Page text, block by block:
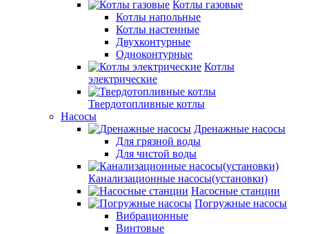
Котлы газовые
Котлы напольные
Котлы настенные
Двухконтурные
Одноконтурные
Котлы
электрические
Твердотопливные котлы
Насосы
Дренажные насосы
Для грязной воды
Для чистой воды
Канализационные насосы(установки)
Насосные станции
Погружные насосы
Вибрационные
Винтовые